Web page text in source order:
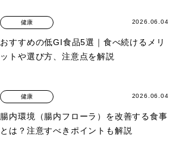
健康 2026.06.04
おすすめの低GI食品5選｜食べ続けるメリ
ットや選び方、注意点を解説
健康 2026.06.04
腸内環境（腸内フローラ）を改善する食事
とは？注意すべきポイントも解説